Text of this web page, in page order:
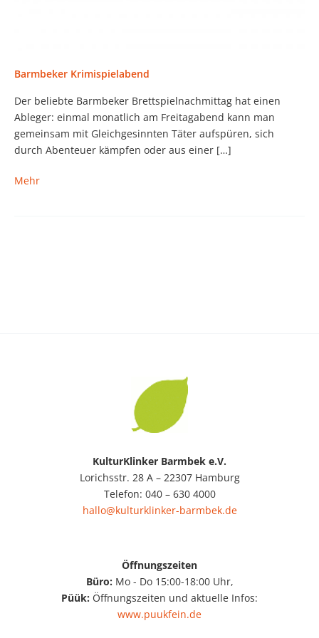
Barmbeker Krimispielabend
Der beliebte Barmbeker Brettspielnachmittag hat einen
Ableger: einmal monatlich am Freitagabend kann man
gemeinsam mit Gleichgesinnten Täter aufspüren, sich
durch Abenteuer kämpfen oder aus einer […]
Barmbeker
Mehr
KulturKlinker Barmbek e.V.
Lorichsstr. 28 A – 22307 Hamburg
Telefon: 040 – 630 4000
hallo@kulturklinker-barmbek.de
Öffnungszeiten
Büro: Mo - Do 15:00-18:00 Uhr,
Püük: Öffnungszeiten und aktuelle Infos:
www.puukfein.de